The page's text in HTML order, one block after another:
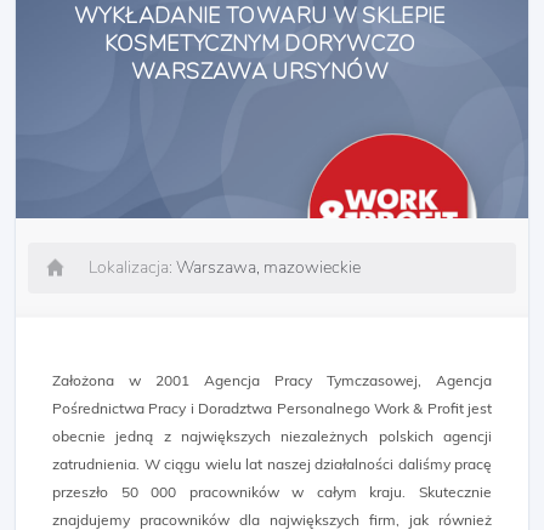
WYKŁADANIE TOWARU W SKLEPIE
KOSMETYCZNYM DORYWCZO
WARSZAWA URSYNÓW
Lokalizacja: Warszawa, mazowieckie
Założona w 2001 Agencja Pracy Tymczasowej, Agencja
Pośrednictwa Pracy i Doradztwa Personalnego Work & Profit jest
obecnie jedną z największych niezależnych polskich agencji
zatrudnienia. W ciągu wielu lat naszej działalności daliśmy pracę
przeszło 50 000 pracowników w całym kraju. Skutecznie
znajdujemy pracowników dla największych firm, jak również